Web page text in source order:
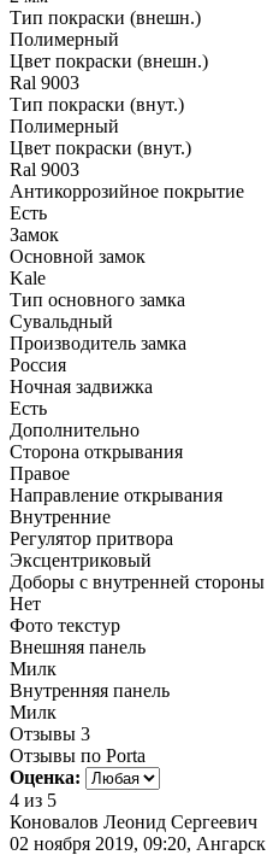
Тип покраски (внешн.)
Полимерный
Цвет покраски (внешн.)
Ral 9003
Тип покраски (внут.)
Полимерный
Цвет покраски (внут.)
Ral 9003
Антикоррозийное покрытие
Есть
Замок
Основной замок
Kale
Тип основного замка
Сувальдный
Производитель замка
Россия
Ночная задвижка
Есть
Дополнительно
Сторона открывания
Правое
Направление открывания
Внутренние
Регулятор притвора
Эксцентриковый
Доборы с внутренней стороны
Нет
Фото текстур
Внешняя панель
Милк
Внутренняя панель
Милк
Отзывы 3
Отзывы по Porta
Оценка:
4 из 5
Коновалов Леонид Сергеевич
02 ноября 2019, 09:20, Ангарск